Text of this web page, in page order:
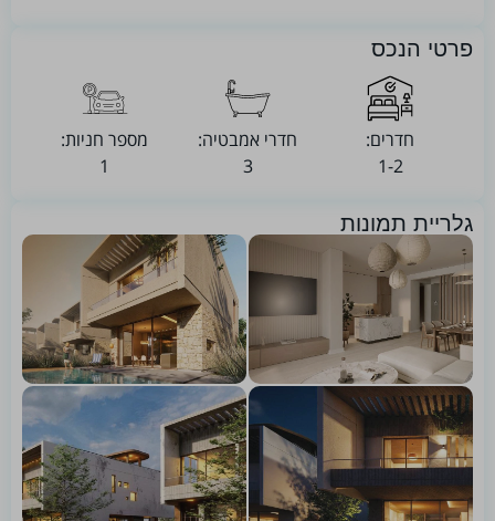
פרטי הנכס
חדרים:
1-2
חדרי אמבטיה:
3
מספר חניות:
גלריית תמונות